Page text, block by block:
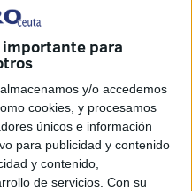
para
almacenamos y/o accedemos
cookies, y procesamos
únicos e información
para publicidad y contenido
y contenido,
de servicios. Con su
este operativo, llevaban
más de detenidos,
portuario y otros que,
Todos serán puestos
según las previsiones.
de Instrucción
secreta.